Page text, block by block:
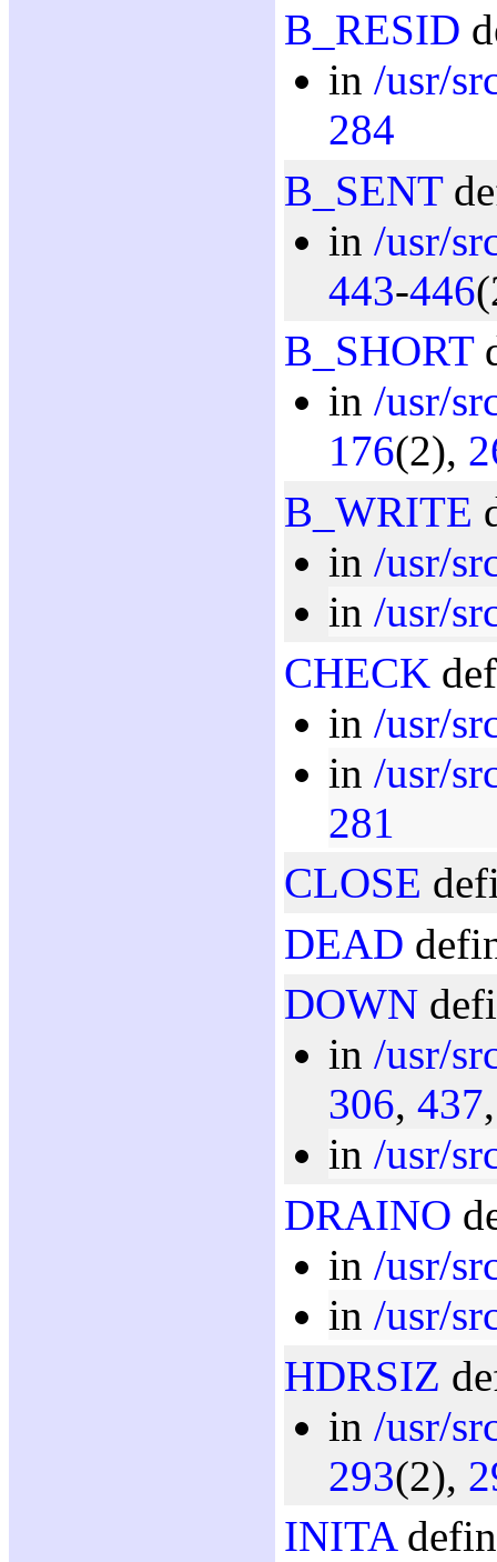
B_RESID
in /usr/
284
B_SENT
in /usr/
443-446
B_SHORT
in /usr/
176(2),
B_WRITE
in /usr/
in /usr/
CHECK
in /usr/
in /usr/
281
CLOSE
DEAD
DOWN
in /usr/
306, 437
in /usr/
DRAINO
in /usr/
in /usr/
HDRSIZ
in /usr/
293(2),
INITA